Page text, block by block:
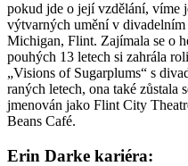
pokud jde o její vzdělání, víme
výtvarných umění v
Michigan, Flint. Zajímala se o
pouhých 13 letech si zahrála
„Visions of Sugarplums“ s
raných letech, ona také zůstala
jmenován jako Flint City
Beans Café.
Erin Darke kariéra: